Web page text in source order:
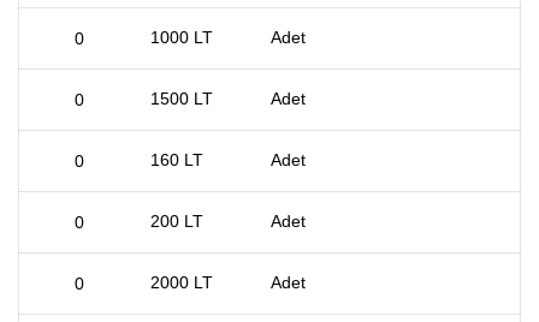
1000 LT Adet
1500 LT Adet
160 LT Adet
200 LT Adet
2000 LT Adet